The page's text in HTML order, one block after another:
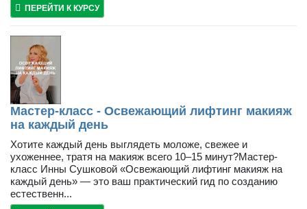
ПЕРЕЙТИ К КУРСУ
Мастер-класс - Освежающий лифтинг макияж
на каждый день
Хотите каждый день выглядеть моложе, свежее и
ухоженнее, тратя на макияж всего 10–15 минут?Мастер-
класс Инны Сушковой «Освежающий лифтинг макияж на
каждый день» — это ваш практический гид по созданию
естественн...